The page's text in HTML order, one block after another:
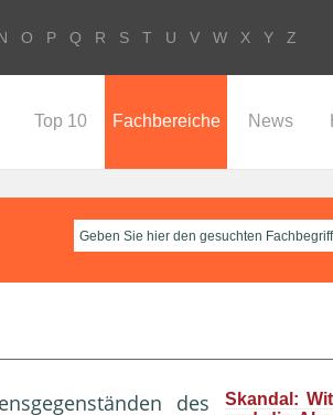
O P Q R S T U V W X Y Z
Top 10 Fachbereiche News
des
Skandal: